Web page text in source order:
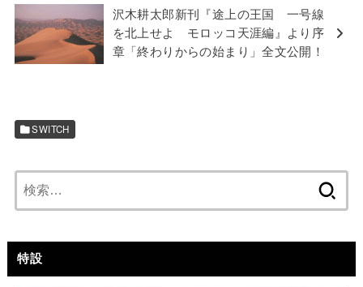
沢木耕太郎新刊『途上の王国 一号線
を北上せよ モロッコ天涯編』より序
章「終わりからの始まり」全文公開！
SWITCH
特設